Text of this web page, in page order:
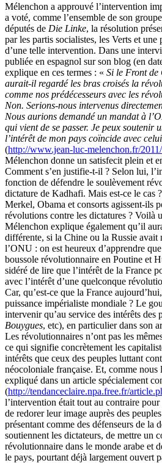
Mélenchon a approuvé l’intervention
a voté, comme l’ensemble de son
députés de Die Linke, la résolution
par les partis socialistes, les Verts et
d’une telle intervention. Dans une
publiée en espagnol sur son blog (en
explique en ces termes : « Si le Front de
aurait-il regardé les bras croisés la
comme nos prédécesseurs avec les
Non. Serions-nous intervenus
Nous aurions demandé un mandat à
qui vient de se passer. Je peux soutenir
l’intérêt de mon pays coïncide avec
(http://www.jean-luc-melenchon.fr/
Mélenchon donne un satisfecit plein et
Comment s’en justifie-t-il ? Selon lui,
fonction de défendre le soulèvement
dictature de Kadhafi. Mais est-ce le cas
Merkel, Obama et consorts agissent-ils
révolutions contre les dictatures ? Voilà
Mélenchon explique également qu’il
différente, si la Chine ou la Russie avait
l’ONU : on est heureux d’apprendre
boussole révolutionnaire en Poutine et
sidéré de lire que l’intérêt de la France
avec l’intérêt d’une quelconque
Car, qu’est-ce que la France
puissance impérialiste mondiale ? Le
intervenir qu’au service des intérêts des
Bouygues, etc), en particulier dans son
Les révolutionnaires n’ont pas les
ce qui signifie concrètement les
intérêts que ceux des peuples luttant
néocoloniale française. Et, comme nous
expliqué dans un article spécialement
(http://tendanceclaire.npa.free.fr/
l’intervention était tout au contraire pour
de redorer leur image auprès des
présentant comme des défenseurs de la
soutiennent les dictateurs, de mettre un
révolutionnaire dans le monde arabe et
le pays, pourtant déjà largement ouvert